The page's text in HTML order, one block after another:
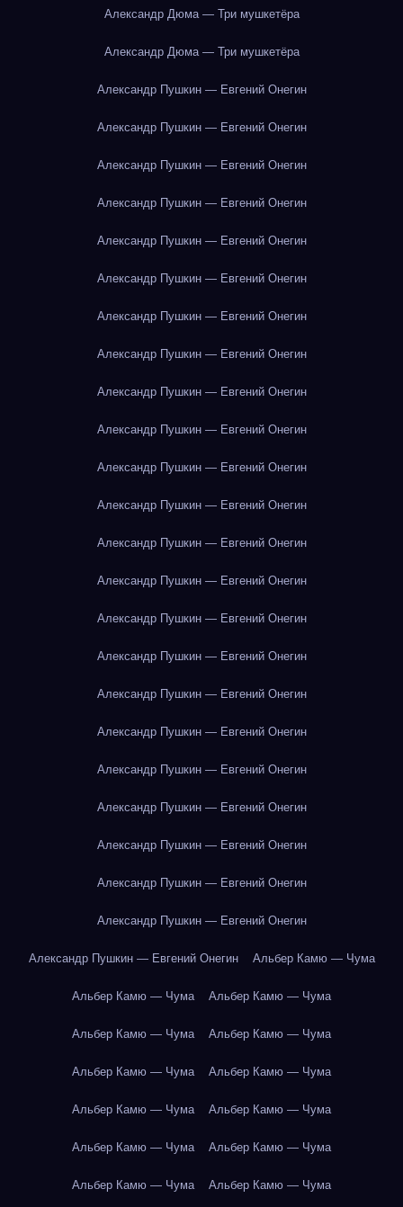
Александр Дюма — Три мушкетёра
Александр Дюма — Три мушкетёра
Александр Пушкин — Евгений Онегин
Александр Пушкин — Евгений Онегин
Александр Пушкин — Евгений Онегин
Александр Пушкин — Евгений Онегин
Александр Пушкин — Евгений Онегин
Александр Пушкин — Евгений Онегин
Александр Пушкин — Евгений Онегин
Александр Пушкин — Евгений Онегин
Александр Пушкин — Евгений Онегин
Александр Пушкин — Евгений Онегин
Александр Пушкин — Евгений Онегин
Александр Пушкин — Евгений Онегин
Александр Пушкин — Евгений Онегин
Александр Пушкин — Евгений Онегин
Александр Пушкин — Евгений Онегин
Александр Пушкин — Евгений Онегин
Александр Пушкин — Евгений Онегин
Александр Пушкин — Евгений Онегин
Александр Пушкин — Евгений Онегин
Александр Пушкин — Евгений Онегин
Александр Пушкин — Евгений Онегин
Александр Пушкин — Евгений Онегин
Александр Пушкин — Евгений Онегин
Александр Пушкин — Евгений Онегин Альбер Камю — Чума
Альбер Камю — Чума Альбер Камю — Чума
Альбер Камю — Чума Альбер Камю — Чума
Альбер Камю — Чума Альбер Камю — Чума
Альбер Камю — Чума Альбер Камю — Чума
Альбер Камю — Чума Альбер Камю — Чума
Альбер Камю — Чума Альбер Камю — Чума